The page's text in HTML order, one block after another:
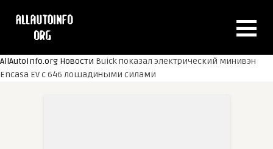
AllAutoInfo.org Новости Buick показал электрический минивэн
Encasa EV с 646 лошадиными силами